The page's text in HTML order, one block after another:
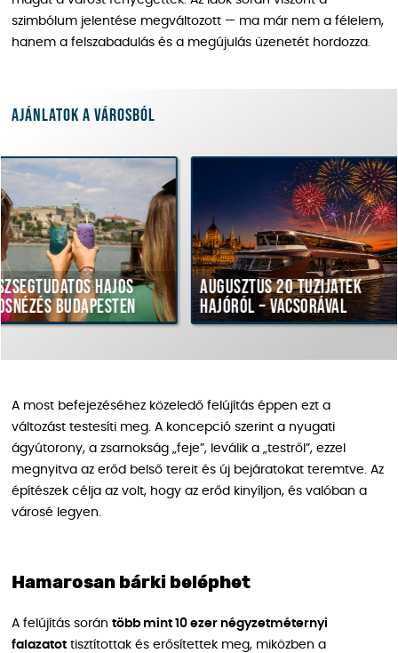
szimbólum jelentése megváltozott — ma már nem a félelem,
hanem a felszabadulás és a megújulás üzenetét hordozza.
Ajánlatok a városból
Augusztus 20 tűzijáték
hajóról – vacsorával
vacsora a
A most befejezéséhez közeledő felújítás éppen ezt a
változást testesíti meg. A koncepció szerint a nyugati
ágyútorony, a zsarnokság „feje”, leválik a „testről”, ezzel
megnyitva az erőd belső tereit és új bejáratokat teremtve. Az
építészek célja az volt, hogy az erőd kinyíljon, és valóban a
városé legyen.
Hamarosan bárki beléphet
A felújítás során több mint 10 ezer négyzetméternyi
falazatot tisztítottak és erősítettek meg, miközben a